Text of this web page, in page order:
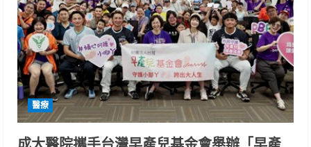
醫療
成大醫院攜手台灣早產兒基金會舉辦「早產